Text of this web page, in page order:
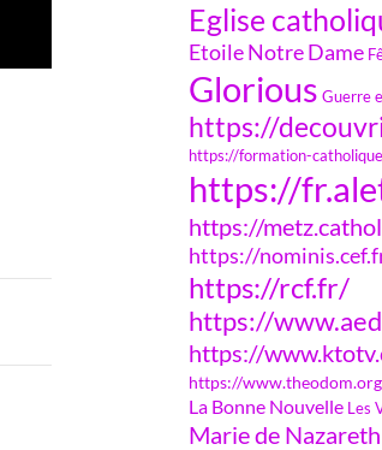
Eglise
Etoile Notre Dame
Glorious Guerre
https://
https://formation-
https://
https://
https://
https://rcf.fr/
https://
https://
https://
La Bonne Nouvelle Les
Marie de Nazareth